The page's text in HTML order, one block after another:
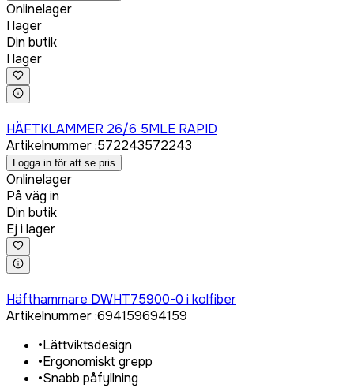
Onlinelager
I lager
Din butik
I lager
HÄFTKLAMMER 26/6 5MLE RAPID
Artikelnummer:572243572243
Logga in för att se pris
Onlinelager
På väg in
Din butik
Ej i lager
Häfthammare DWHT75900-0 i kolfiber
Artikelnummer:694159694159
•Lättviktsdesign
•Ergonomiskt grepp
•Snabb påfyllning